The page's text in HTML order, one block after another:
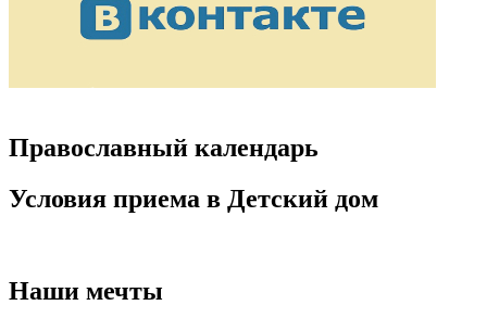
Православный календарь
Условия приема в Детский дом
Наши мечты